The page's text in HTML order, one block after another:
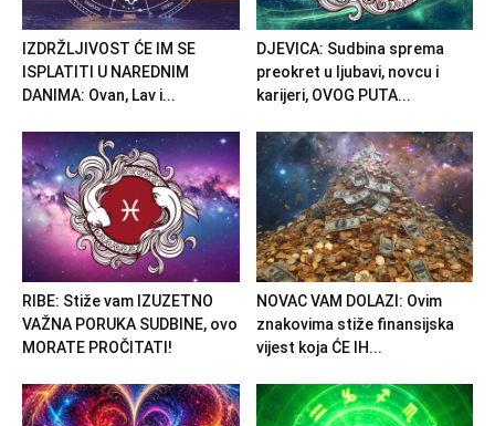
IZDRŽLJIVOST ĆE IM SE
ISPLATITI U NAREDNIM
DANIMA: Ovan, Lav i...
DJEVICA: Sudbina sprema
preokret u ljubavi, novcu i
karijeri, OVOG PUTA...
RIBE: Stiže vam IZUZETNO
VAŽNA PORUKA SUDBINE, ovo
MORATE PROČITATI!
NOVAC VAM DOLAZI: Ovim
znakovima stiže finansijska
vijest koja ĆE IH...